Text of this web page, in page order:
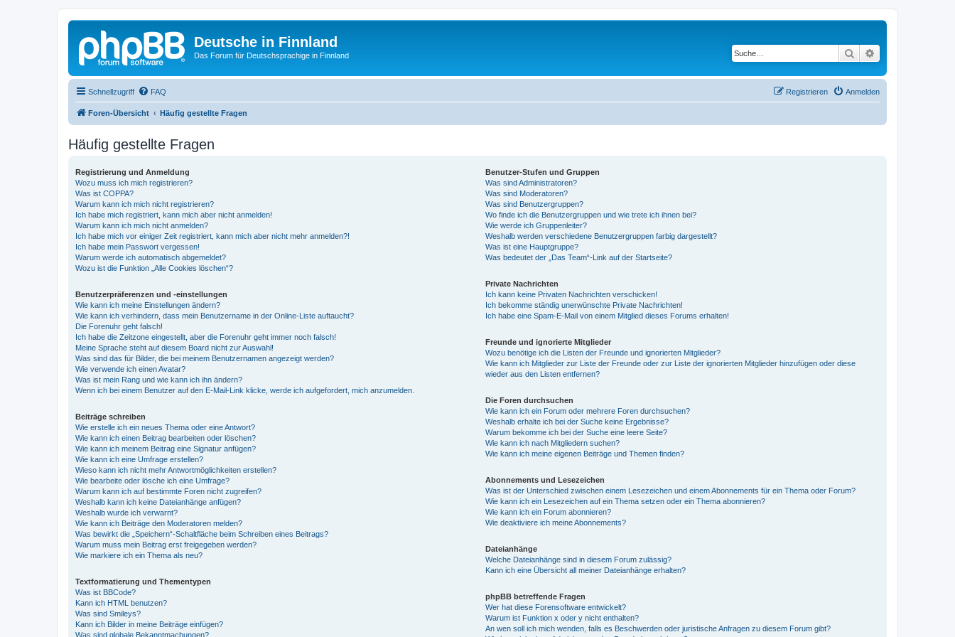
Deutsche in Finnland
Das Forum für Deutschsprachige in Finnland Suche
Schnellzugriff FAQ Anmelden
Registrieren
Foren-Übersicht Häufig gestellte Fragen
Häufig gestellte Fragen
Registrierung und Anmeldung
Wozu muss ich mich registrieren?
Was ist COPPA?
Warum kann ich mich nicht registrieren?
Ich habe mich registriert, kann mich aber nicht anmelden!
Warum kann ich mich nicht anmelden?
Ich habe mich vor einiger Zeit registriert, kann mich aber nicht mehr anmelden?!
Ich habe mein Passwort vergessen!
Warum werde ich automatisch abgemeldet?
Wozu ist die Funktion „Alle Cookies löschen“?
Benutzerpräferenzen und -einstellungen
Wie kann ich meine Einstellungen ändern?
Wie kann ich verhindern, dass mein Benutzername in der Online-Liste auftaucht?
Die Forenuhr geht falsch!
Ich habe die Zeitzone eingestellt, aber die Forenuhr geht immer noch falsch!
Meine Sprache steht auf diesem Board nicht zur Auswahl!
Was sind das für Bilder, die bei meinem Benutzernamen angezeigt werden?
Wie verwende ich einen Avatar?
Was ist mein Rang und wie kann ich ihn ändern?
Wenn ich bei einem Benutzer auf den E-Mail-Link klicke, werde ich aufgefordert, mich anzumelden.
Beiträge schreiben
Wie erstelle ich ein neues Thema oder eine Antwort?
Wie kann ich einen Beitrag bearbeiten oder löschen?
Wie kann ich meinem Beitrag eine Signatur anfügen?
Wie kann ich eine Umfrage erstellen?
Wieso kann ich nicht mehr Antwortmöglichkeiten erstellen?
Wie bearbeite oder lösche ich eine Umfrage?
Warum kann ich auf bestimmte Foren nicht zugreifen?
Weshalb kann ich keine Dateianhänge anfügen?
Weshalb wurde ich verwarnt?
Wie kann ich Beiträge den Moderatoren melden?
Was bewirkt die „Speichern“-Schaltfläche beim Schreiben eines Beitrags?
Warum muss mein Beitrag erst freigegeben werden?
Wie markiere ich ein Thema als neu?
Textformatierung und Thementypen
Was ist BBCode?
Kann ich HTML benutzen?
Was sind Smileys?
Kann ich Bilder in meine Beiträge einfügen?
Was sind globale Bekanntmachungen?
Benutzer-Stufen und Gruppen
Was sind Administratoren?
Was sind Moderatoren?
Was sind Benutzergruppen?
Wo finde ich die Benutzergruppen und wie trete ich ihnen bei?
Wie werde ich Gruppenleiter?
Weshalb werden verschiedene Benutzergruppen farbig dargestellt?
Was ist eine Hauptgruppe?
Was bedeutet der „Das Team“-Link auf der Startseite?
Private Nachrichten
Ich kann keine Privaten Nachrichten verschicken!
Ich bekomme ständig unerwünschte Private Nachrichten!
Ich habe eine Spam-E-Mail von einem Mitglied dieses Forums erhalten!
Freunde und ignorierte Mitglieder
Wozu benötige ich die Listen der Freunde und ignorierten Mitglieder?
Wie kann ich Mitglieder zur Liste der Freunde oder zur Liste der ignorierten Mitglieder hinzufügen oder diese
wieder aus den Listen entfernen?
Die Foren durchsuchen
Wie kann ich ein Forum oder mehrere Foren durchsuchen?
Weshalb erhalte ich bei der Suche keine Ergebnisse?
Warum bekomme ich bei der Suche eine leere Seite?
Wie kann ich nach Mitgliedern suchen?
Wie kann ich meine eigenen Beiträge und Themen finden?
Abonnements und Lesezeichen
Was ist der Unterschied zwischen einem Lesezeichen und einem Abonnements für ein Thema oder Forum?
Wie kann ich ein Lesezeichen auf ein Thema setzen oder ein Thema abonnieren?
Wie kann ich ein Forum abonnieren?
Wie deaktiviere ich meine Abonnements?
Dateianhänge
Welche Dateianhänge sind in diesem Forum zulässig?
Kann ich eine Übersicht all meiner Dateianhänge erhalten?
phpBB betreffende Fragen
Wer hat diese Forensoftware entwickelt?
Warum ist Funktion x oder y nicht enthalten?
An wen soll ich mich wenden, falls es Beschwerden oder juristische Anfragen zu diesem Forum gibt?